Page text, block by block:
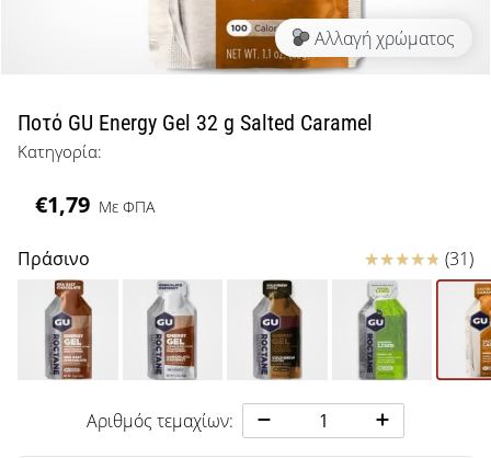
μπάσκετ
όπως
εμείς;
μαζί
ως
πρεσβευτής
της
μάρκας
μας.
Αλλαγή χρώματος
Ποτό GU Energy Gel 32 g Salted Caramel
Κατηγορία:
€1,79 Με ΦΠΑ
Πράσινο Κριτικές (31)
Αριθμός τεμαχίων: